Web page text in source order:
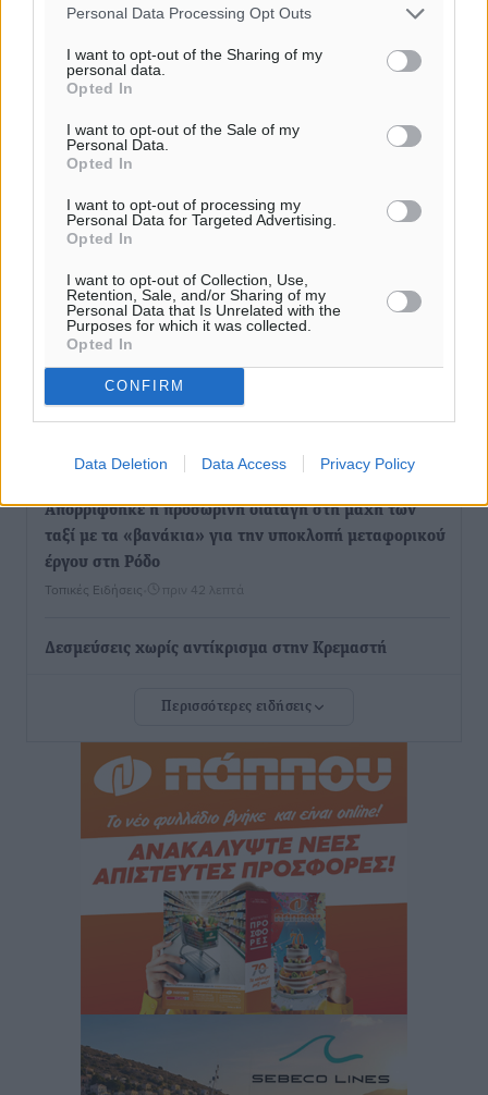
Personal Data Processing Opt Outs
I want to opt-out of the Sharing of my
personal data.
Opted In
I want to opt-out of the Sale of my
Personal Data.
Opted In
I want to opt-out of processing my
Personal Data for Targeted Advertising.
Opted In
I want to opt-out of Collection, Use,
Retention, Sale, and/or Sharing of my
Personal Data that Is Unrelated with the
Purposes for which it was collected.
Opted In
CONFIRM
Data Deletion Data Access Privacy Policy
Ρόδου: «Η πολιτική βούληση είναι η ενίσχυση, όχι η
Τοπικές Ειδήσεις• πριν 34 λεπτά
Αρνείται τα πάντα ο 53χρονος φερόμενος ως λογιστής
και μιλά για σκευωρία γνωστών μεταξύ τους
καταγγελλόντων
Τοπικές Ειδήσεις• πριν 38 λεπτά
του θύματος του σοκαριστικού θανατηφόρου
τροχαίου του 2014
Ρεπορτάζ• πριν 40 λεπτά
39χρονου για τις δολιοφθορές στο Radar Ατάβυρου
πριν 41 λεπτά
Απορρίφθηκε η προσωρινή διαταγή στη μάχη των
ταξί με τα «βανάκια» για την υποκλοπή μεταφορικού
έργου στη Ρόδο
Τοπικές Ειδήσεις πριν 42 λεπτά
Δεσμεύσεις χωρίς αντίκρισμα στην Κρεμαστή
μπορεί να αποτελέσει τη δεύτερη μεγάλη δύναμη της
Ρόδου»
πριν 43 λεπτά
Οικοδομική «ανάσα» στη Ρόδο: Αυξάνονται οι άδειες,
οι επεκτάσεις, οι ενεργειακές αναβαθμίσεις σε
ολόκληρο το νησί
πριν 44 λεπτά
Στη Ρόδο απολαμβάνει τις καλοκαιρινές της διακοπές
Τοπικές Ειδήσεις• πριν 46 λεπτά
Περισσότερες ειδήσεις